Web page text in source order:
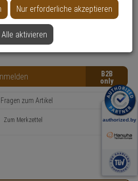
für Sie bestellt**
B2B
Fragen zum Artikel
Zum Merkzettel
Nur erforderliche akzeptieren
Alle aktivieren